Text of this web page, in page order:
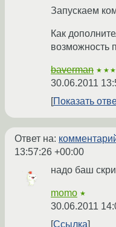
Запускаем
Как
возможность
baverman ★★★
30.06.2011
Показать
Ответ на:
13:57:26 +00:00
надо баш
momo ★
30.06.2011
Ссылка